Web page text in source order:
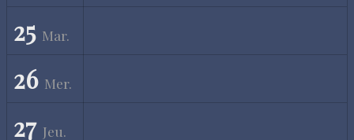
25 Mar.
26 Mer.
27 Jeu.